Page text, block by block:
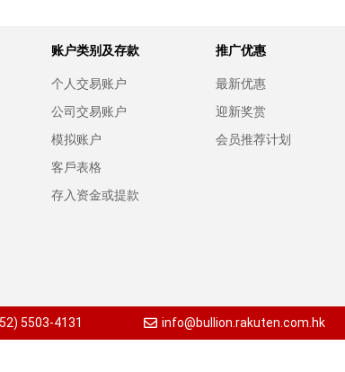
账户类别及存款
个人交易账户
公司交易账户
模拟账户
客戶表格
存入资金或提款
推广优惠
最新优惠
迎新奖赏
会员推荐计划
5503-4131 info@bullion.rakuten.com.hk